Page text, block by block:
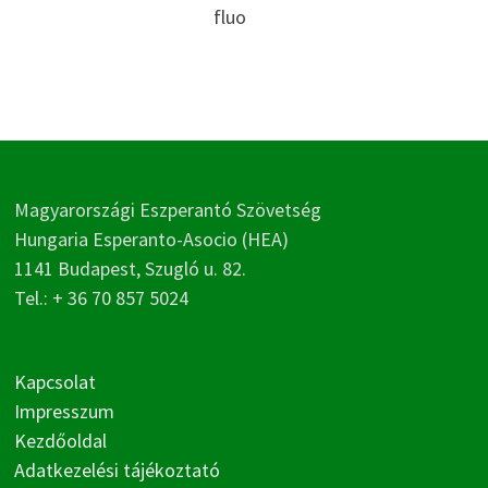
fluo
Magyarországi Eszperantó Szövetség
Hungaria Esperanto-Asocio (HEA)
1141 Budapest, Szugló u. 82.
Tel.: + 36 70 857 5024
Kapcsolat
Impresszum
Kezdőoldal
Adatkezelési tájékoztató